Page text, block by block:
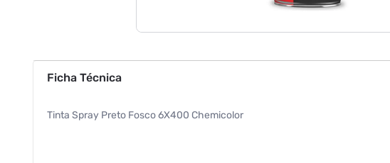
Ficha Técnica
Tinta Spray Preto Fosco 6X400 Chemicolor